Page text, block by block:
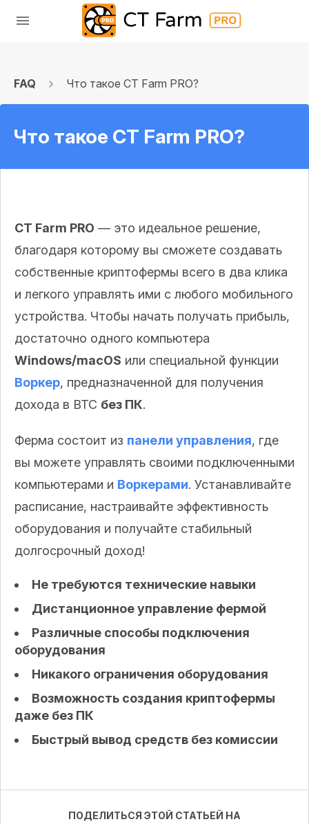
FAQ Что такое CT Farm PRO?
Что такое CT Farm PRO?
CT Farm PRO — это идеальное решение,
благодаря которому вы сможете создавать
собственные криптофермы всего в два клика
и легкого управлять ими с любого мобильного
устройства. Чтобы начать получать прибыль,
достаточно одного компьютера
Windows/macOS или специальной функции
Воркер, предназначенной для получения
дохода в BTC без ПК.
Ферма состоит из панели управления, где
вы можете управлять своими подключенными
компьютерами и Воркерами. Устанавливайте
расписание, настраивайте эффективность
оборудования и получайте стабильный
долгосрочный доход!
Не требуются технические навыки
Дистанционное управление фермой
Различные способы подключения
оборудования
Никакого ограничения оборудования
Возможность создания криптофермы
даже без ПК
Быстрый вывод средств без комиссии
ПОДЕЛИТЬСЯ ЭТОЙ СТАТЬЕЙ НА